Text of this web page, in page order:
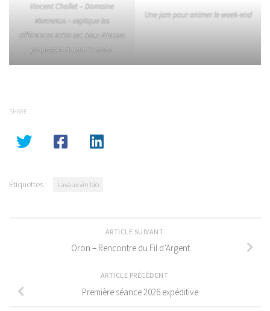
Vincent Chollet – Domaine
Mermetus – explique les
différences entre ses deux Altesses
proposées durant le salon
Une jam pour animer le week-end
SHARE
Étiquettes : Lavaux vin bio
ARTICLE SUIVANT
Oron – Rencontre du Fil d’Argent
ARTICLE PRÉCÉDENT
Première séance 2026 expéditive